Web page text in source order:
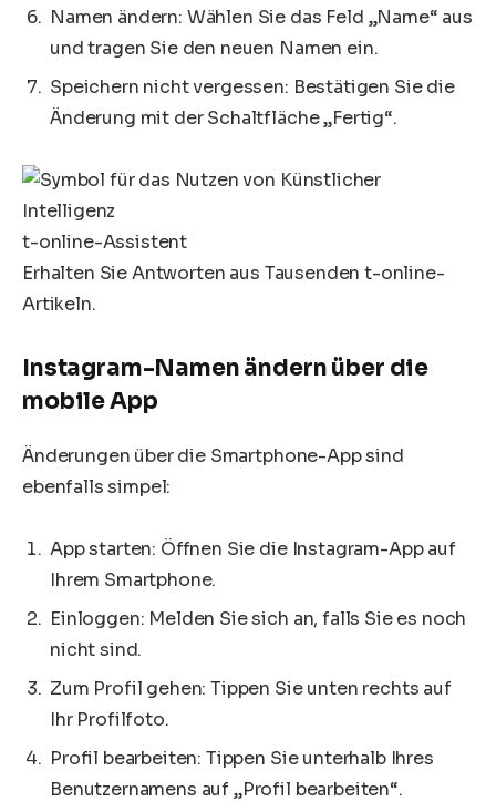
Namen ändern: Wählen Sie das Feld „Name“ aus
und tragen Sie den neuen Namen ein.
Speichern nicht vergessen: Bestätigen Sie die
Änderung mit der Schaltfläche „Fertig“.
t-online-Assistent
Erhalten Sie Antworten aus Tausenden t-online-
Artikeln.
Instagram-Namen ändern über die
mobile App
Änderungen über die Smartphone-App sind
ebenfalls simpel:
App starten: Öffnen Sie die Instagram-App auf
Ihrem Smartphone.
Einloggen: Melden Sie sich an, falls Sie es noch
nicht sind.
Zum Profil gehen: Tippen Sie unten rechts auf
Ihr Profilfoto.
Profil bearbeiten: Tippen Sie unterhalb Ihres
Benutzernamens auf „Profil bearbeiten“.